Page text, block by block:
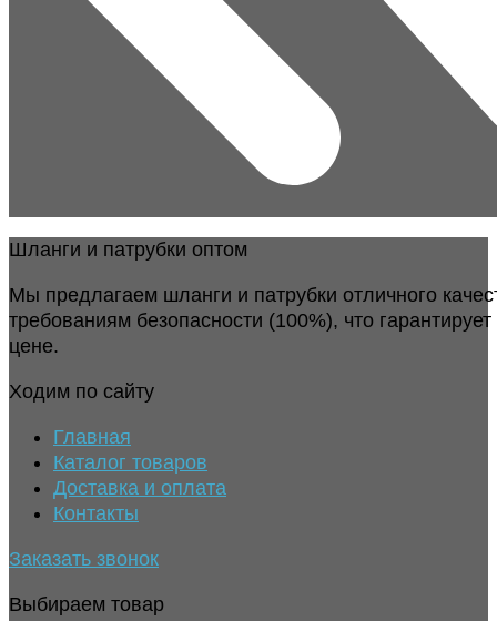
Шланги и патрубки оптом
Мы предлагаем шланги и патрубки отличного
требованиям безопасности (100%), что
цене.
Ходим по сайту
Главная
Каталог товаров
Доставка и оплата
Контакты
Заказать звонок
Выбираем товар